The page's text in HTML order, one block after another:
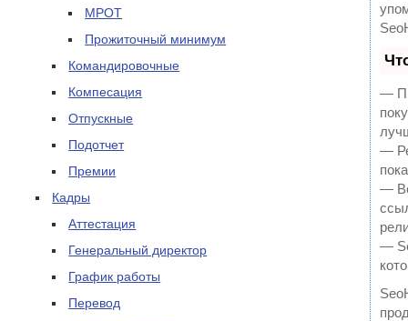
МРОТ
Прожиточный минимум
Командировочные
Компесация
Отпускные
Подотчет
Премии
Кадры
Аттестация
Генеральный директор
График работы
Перевод
—
—
—
—